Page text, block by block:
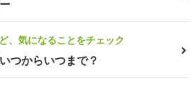
、気になることをチェック
つからいつまで？